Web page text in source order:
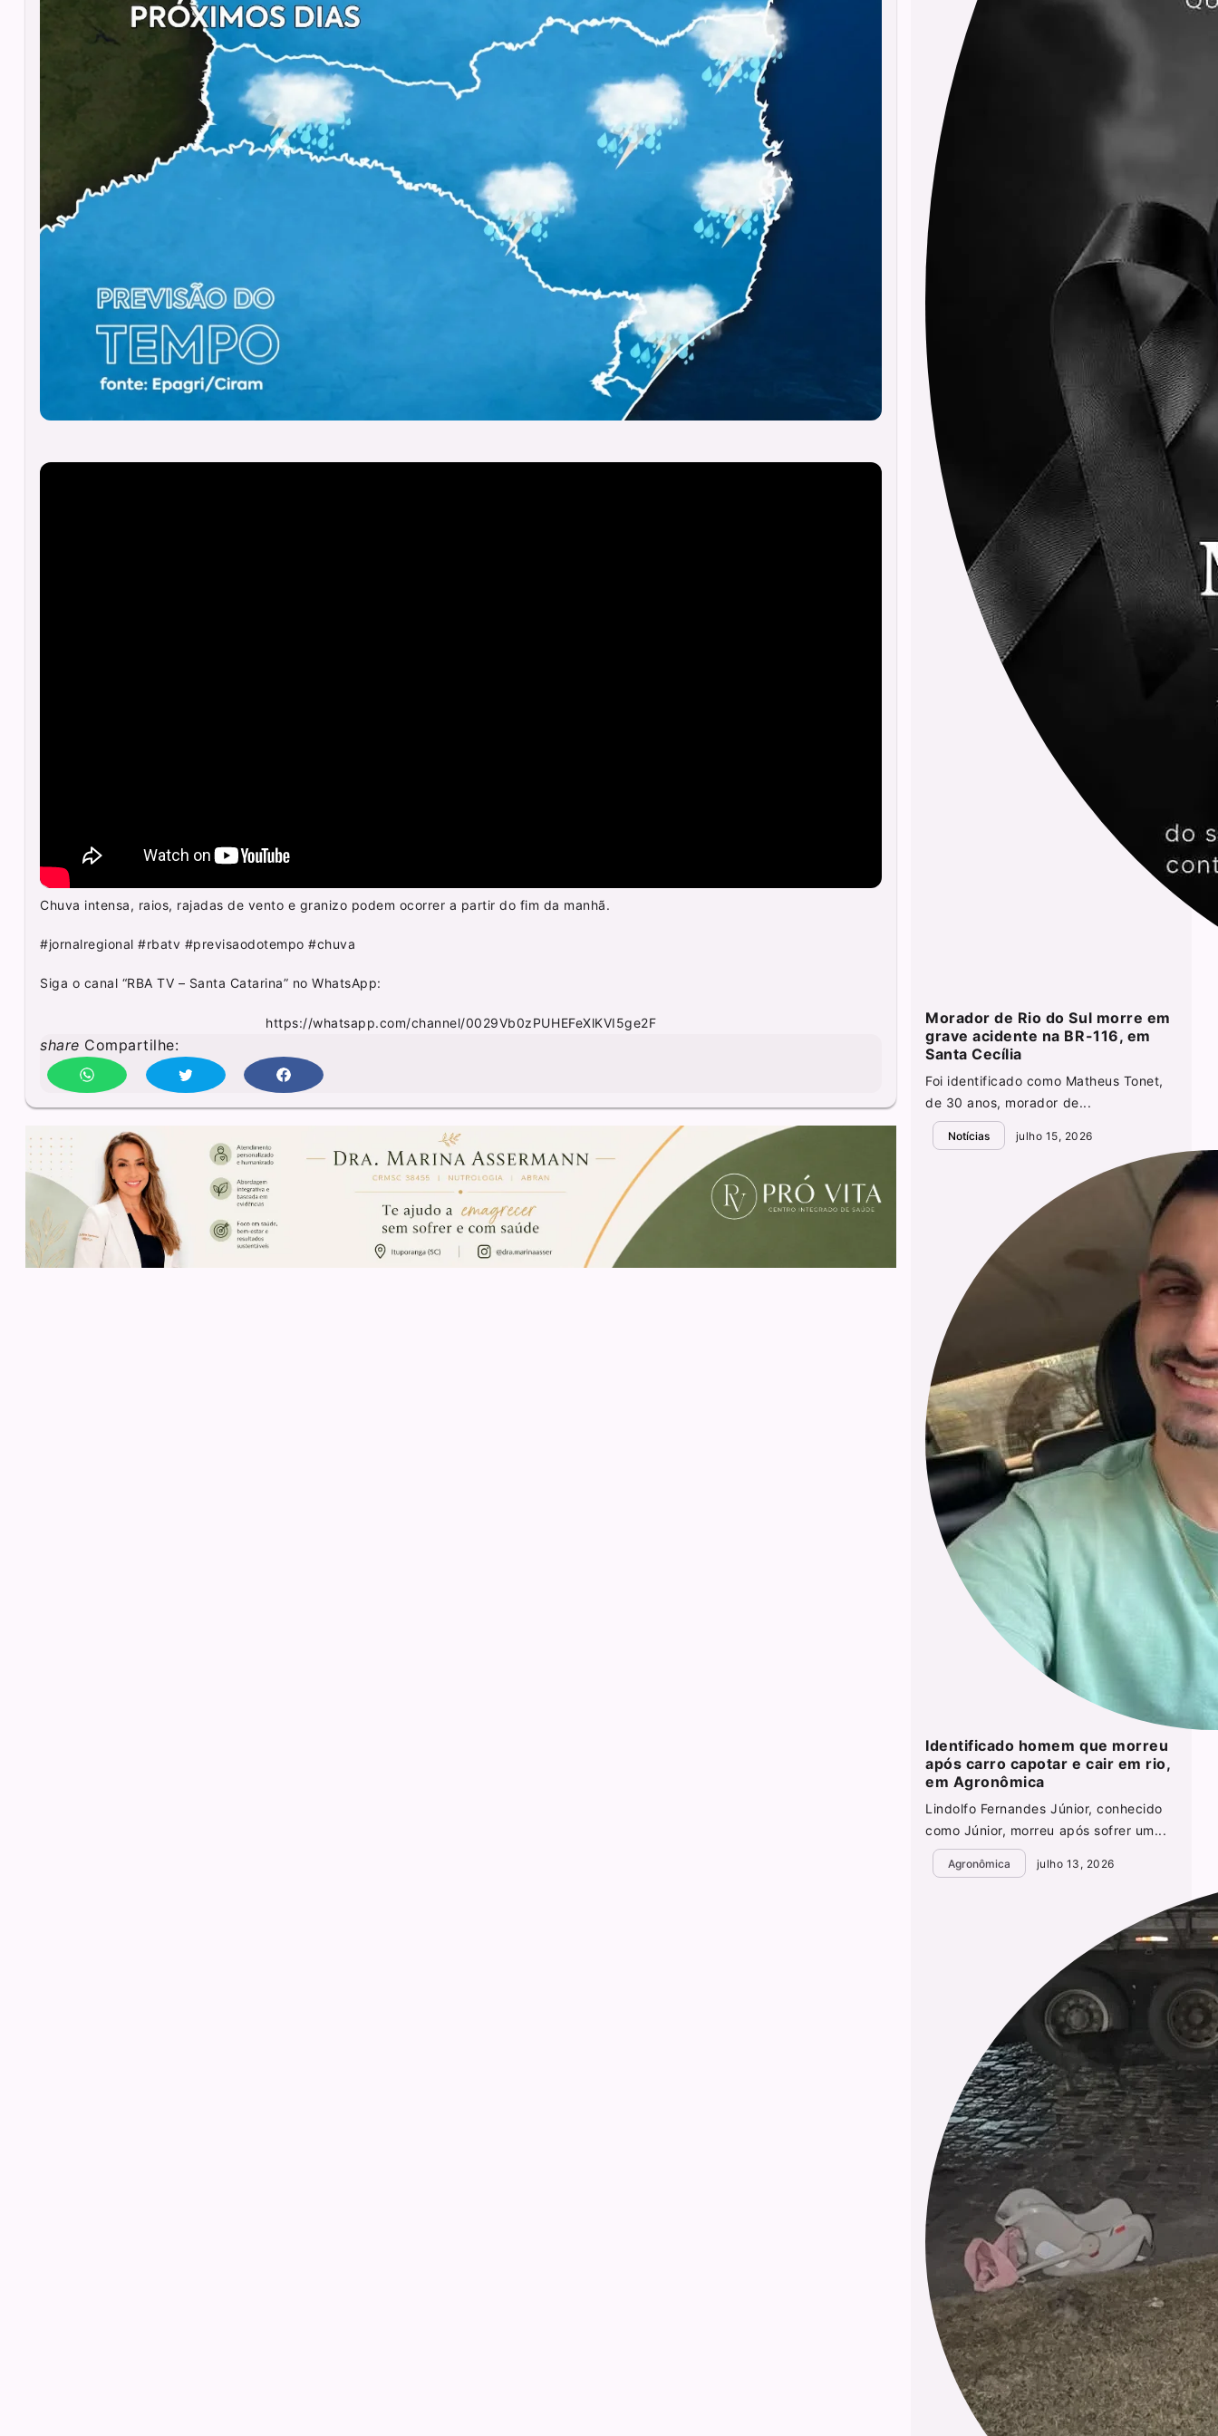
Chuva intensa, raios, rajadas de vento e granizo podem ocorrer a partir do fim da manhã.
#jornalregional #rbatv #previsaodotempo #chuva
Siga o canal “RBA TV – Santa Catarina” no WhatsApp:
https://whatsapp.com/channel/0029Vb0zPUHEFeXlKVI5ge2F
share Compartilhe:
Morador de Rio do Sul morre em
grave acidente na BR-116, em
Santa Cecília
Foi identificado como Matheus Tonet,
de 30 anos, morador de...
Notícias julho 15, 2026
Identificado homem que morreu
após carro capotar e cair em rio,
em Agronômica
Lindolfo Fernandes Júnior, conhecido
como Júnior, morreu após sofrer um...
Agronômica julho 13, 2026